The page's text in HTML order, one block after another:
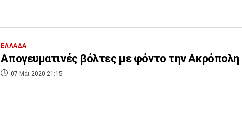
ΕΛΛΑΔΑ
Απογευματινές βόλτες με φόντο την Ακρόπολη
07 Μάι 2020 21:15